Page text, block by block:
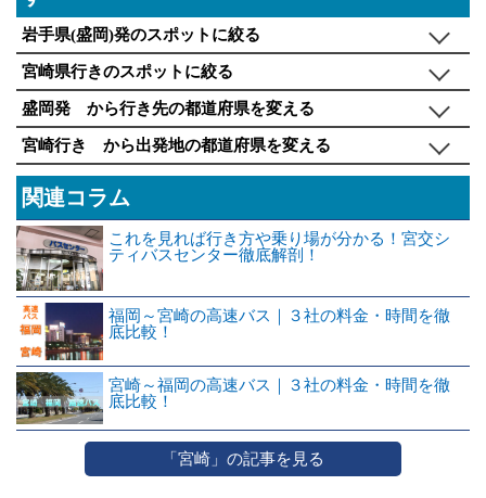
岩手県(盛岡)発のスポットに絞る
宮崎県行きのスポットに絞る
盛岡発 から行き先の都道府県を変える
宮崎行き から出発地の都道府県を変える
関連コラム
これを見れば行き方や乗り場が分かる！宮交シ
ティバスセンター徹底解剖！
福岡～宮崎の高速バス｜３社の料金・時間を徹
底比較！
宮崎～福岡の高速バス｜３社の料金・時間を徹
底比較！
「宮崎」の記事を見る